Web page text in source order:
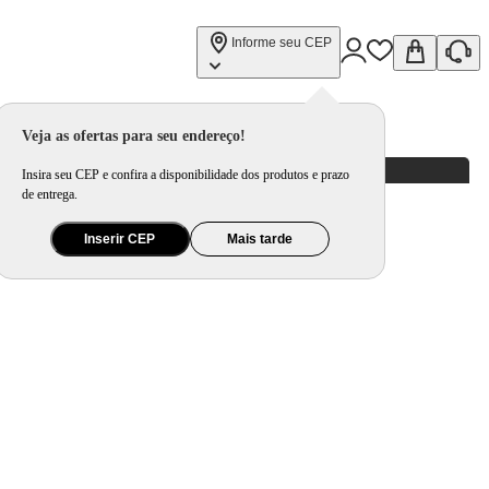
Informe seu CEP
Veja as ofertas para seu endereço!
Insira seu CEP e confira a disponibilidade dos produtos e prazo
de entrega.
Inserir CEP Mais tarde